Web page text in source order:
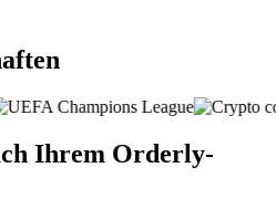
Ihrem Orderly-